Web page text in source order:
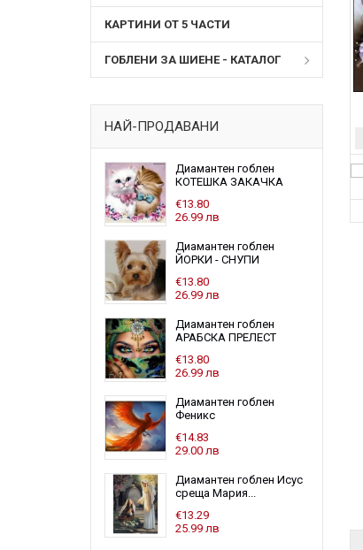
КАРТИНИ ОТ 5 ЧАСТИ
ГОБЛЕНИ ЗА ШИЕНЕ - КАТАЛОГ
НАЙ-ПРОДАВАНИ
Диамантен гоблен
КОТЕШКА ЗАКАЧКА
€13.80
26.99 лв
Диамантен гоблен
ЙОРКИ - СНУПИ
€13.80
26.99 лв
Диамантен гоблен
АРАБСКА ПРЕЛЕСТ
€13.80
26.99 лв
Диамантен гоблен
Феникс
€14.83
29.00 лв
Диамантен гоблен Исус
среща Мария...
€13.29
25.99 лв